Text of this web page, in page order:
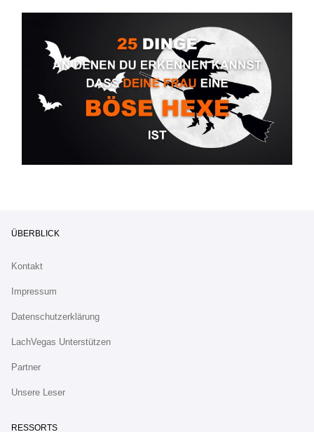
ÜBERBLICK
Kontakt
Impressum
Datenschutzerklärung
LachVegas Unterstützen
Partner
Unsere Leser
RESSORTS